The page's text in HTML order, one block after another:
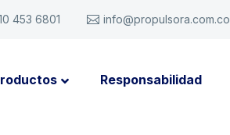
453 6801 info@propulsora.com.co
Responsabilidad